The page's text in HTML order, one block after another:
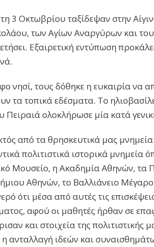
3 Οκτωβρίου ταξίδεψαν στην
των Αγίων Αναργύρων και
Εξαιρετική εντύπωση
νησί, τους δόθηκε η ευκαιρία να
τα τοπικά εδέσματα. Το
Πειραιά ολοκλήρωσε μία κατά
από τα θρησκευτικά μας
πολιτιστικά ιστορικά
Μουσείο, η Ακαδημία Αθηνών, τα
Αθηνών, το Βαλλιάνειο
ότι μέσα από αυτές τις
αφού οι μαθητές ήρθαν σε
και στοιχεία της
ανταλλαγή ιδεών και